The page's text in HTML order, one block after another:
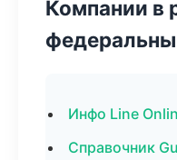
Компании в
Инфо Line
Справочник